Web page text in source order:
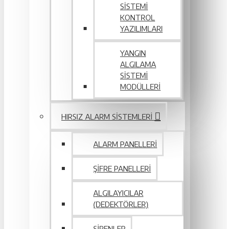
SISTEMI
KONTROL
YAZILIMLARI
YANGIN
ALGILAMA
SISTEMI
MODÜLLERI
HIRSIZ ALARM SISTEMLERI
ALARM PANELLERI
ŞIFRE PANELLERI
ALGILAYICILAR
(DEDEKTÖRLER)